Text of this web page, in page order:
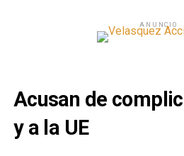
ANUNCIO
Acusan de
y a la UE